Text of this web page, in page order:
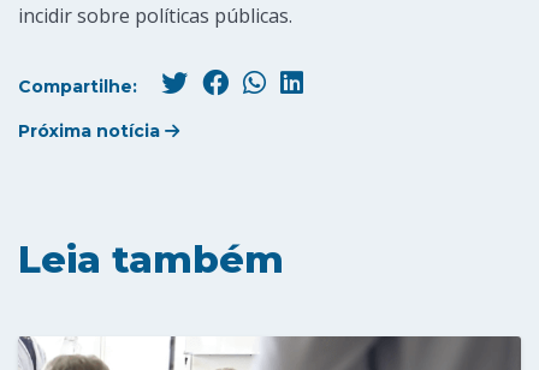
incidir sobre políticas públicas.
Compartilhe:
Próxima notícia
Leia também